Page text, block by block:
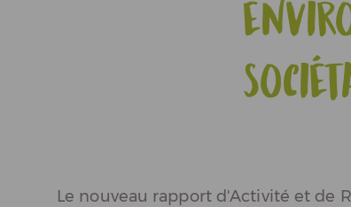
Le nouveau rapport d'Activité et de